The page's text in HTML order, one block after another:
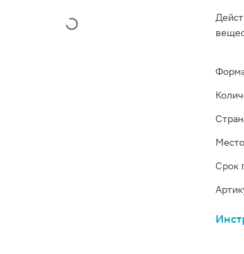
Срок